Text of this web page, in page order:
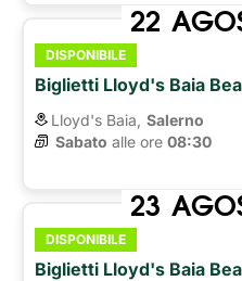
22
DISPONIBILE
Biglietti Lloyd's Baia
Lloyd's Baia, Salerno
Sabato alle ore 08:30
23
DISPONIBILE
Biglietti Lloyd's Baia